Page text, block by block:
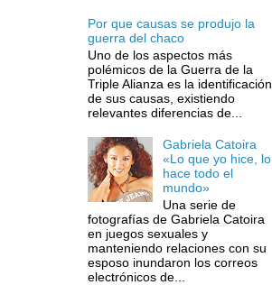
Por que causas se produjo la
guerra del chaco
Uno de los aspectos más
polémicos de la Guerra de la
Triple Alianza es la identificación
de sus causas, existiendo
relevantes diferencias de...
Gabriela Catoira
«Lo que yo hice, lo
hace todo el
mundo»
Una serie de
fotografías de Gabriela Catoira
en juegos sexuales y
manteniendo relaciones con su
esposo inundaron los correos
electrónicos de...